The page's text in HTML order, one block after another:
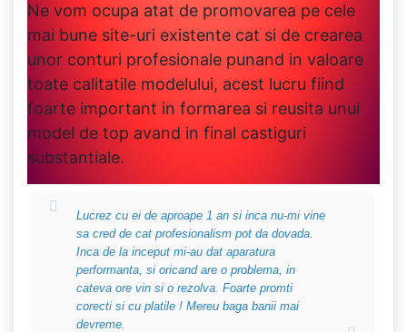
Ne vom ocupa atat de promovarea pe cele
mai bune site-uri existente cat si de crearea
unor conturi profesionale punand in valoare
toate calitatile modelului, acest lucru fiind
foarte important in formarea si reusita unui
model de top avand in final castiguri
substantiale.
Lucrez cu ei de aproape 1 an si inca nu-mi vine
sa cred de cat profesionalism pot da dovada.
Inca de la inceput mi-au dat aparatura
performanta, si oricand are o problema, in
cateva ore vin si o rezolva. Foarte promti
corecti si cu platile ! Mereu baga banii mai
devreme.